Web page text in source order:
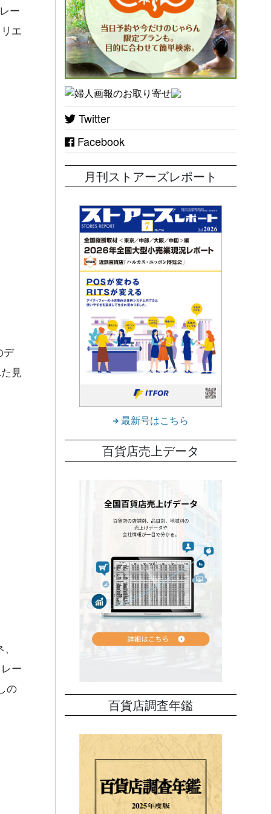
ー
エ
デ
見
ー
の
Twitter
Facebook
月刊ストアーズレポート
最新号はこちら
百貨店売上データ
百貨店調査年鑑